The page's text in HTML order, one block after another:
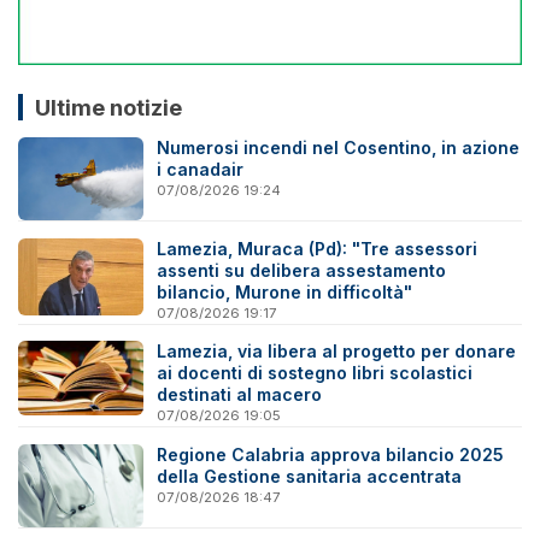
Ultime notizie
Numerosi incendi nel Cosentino, in azione
i canadair
07/08/2026 19:24
Lamezia, Muraca (Pd): "Tre assessori
assenti su delibera assestamento
bilancio, Murone in difficoltà"
07/08/2026 19:17
Lamezia, via libera al progetto per donare
ai docenti di sostegno libri scolastici
destinati al macero
07/08/2026 19:05
Regione Calabria approva bilancio 2025
della Gestione sanitaria accentrata
07/08/2026 18:47